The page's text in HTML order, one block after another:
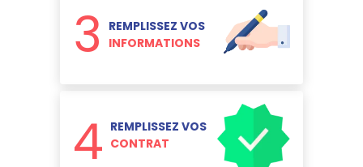
3
REMPLISSEZ VOS
INFORMATIONS
4 REMPLISSEZ VOS
CONTRAT